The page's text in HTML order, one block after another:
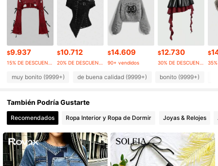
4.1M Seguidores
4,91 4.1M Seguidores
4,91 4.1M Seguidores
4,91 4.1M Seguidores
4,91 4.1M Seguidores
$9.937
15% DE DESCUENTO
$10.712
20% DE DESCUENTO
$14.609
90+ vendidos
$12.730
30% DE DESCUENTO
$
muy bonito (9999+) de buena calidad (9999+) bonito (9999+)
También Podría Gustarte
Recomendados Ropa Interior y Ropa de Dormir Joyas & Relojes